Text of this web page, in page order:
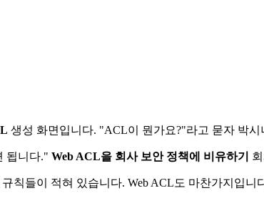
생성 화면입니다. "ACL이 뭔가요?"라고 묻자 박
됩니다." Web ACL을 회사 보안 정책에 비유하기
칙들이 적혀 있습니다. Web ACL도 마찬가지입니